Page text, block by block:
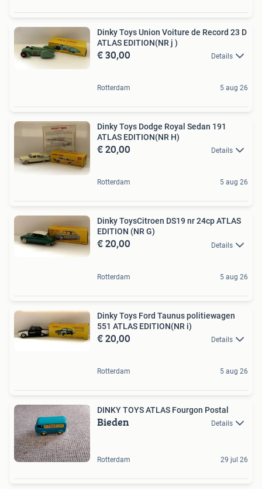
Dinky Toys Union Voiture de Record 23 D
ATLAS EDITION(NR j )
€ 30,00 Details
Rotterdam 5 aug 26
Dinky Toys Dodge Royal Sedan 191
ATLAS EDITION(NR H)
€ 20,00 Details
Rotterdam 5 aug 26
Dinky ToysCitroen DS19 nr 24cp ATLAS
EDITION (NR G)
€ 20,00 Details
Rotterdam 5 aug 26
Dinky Toys Ford Taunus politiewagen
551 ATLAS EDITION(NR i)
€ 20,00 Details
Rotterdam 5 aug 26
DINKY TOYS ATLAS Fourgon Postal
Bieden Details
Rotterdam 29 jul 26